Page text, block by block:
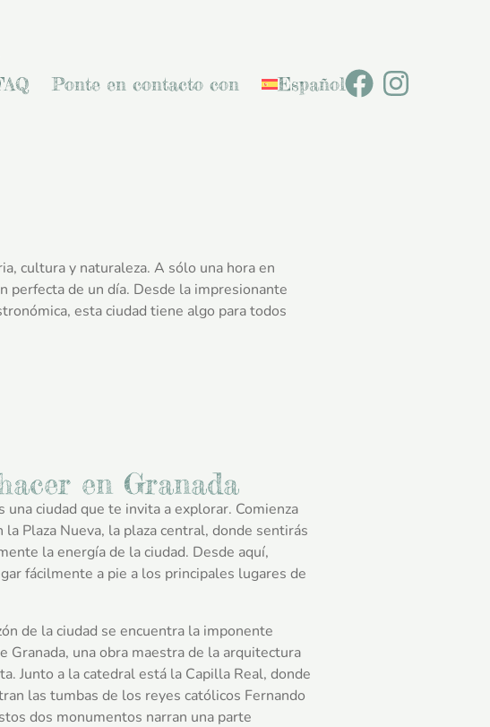
Ponte en contacto con Español
cultura y naturaleza. A sólo una hora en
perfecta de un día. Desde la impresionante
esta ciudad tiene algo para todos
en Granada
una ciudad que te invita a explorar. Comienza
la Plaza Nueva, la plaza central, donde sentirás
la energía de la ciudad. Desde aquí,
fácilmente a pie a los principales lugares de
de la ciudad se encuentra la imponente
Granada, una obra maestra de la arquitectura
Junto a la catedral está la Capilla Real, donde
las tumbas de los reyes católicos Fernando
dos monumentos narran una parte